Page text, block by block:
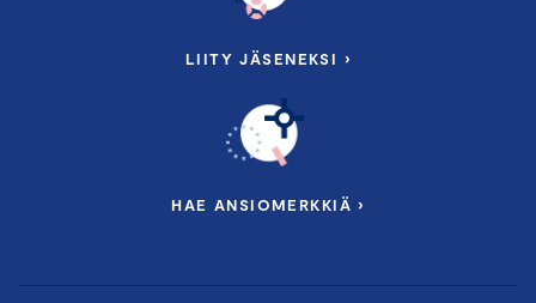
LIITY JÄSENEKSI ›
HAE ANSIOMERKKIÄ ›